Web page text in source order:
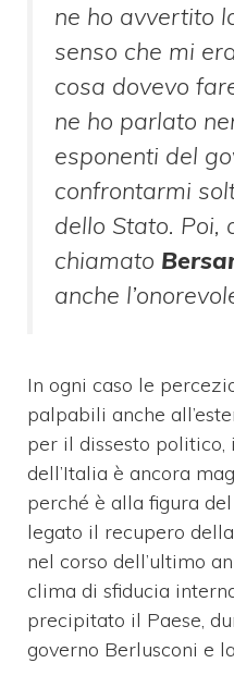
ne ho avvertito
senso che mi
cosa dovevo
ne ho parlato
esponenti del
confrontarmi
dello Stato. Poi,
chiamato
anche
In ogni caso le
palpabili anche
per il dissesto
dell’Italia è ancora
perché è alla figura
legato il recupero
nel corso dell’ultimo
clima di sfiducia
precipitato il Paese,
governo Berlusconi e